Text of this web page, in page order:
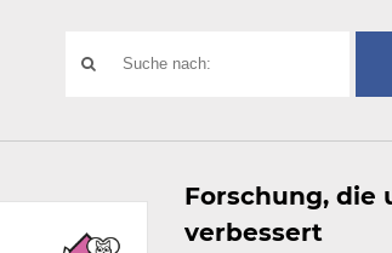
SUCHE
Forschung, die
verbessert